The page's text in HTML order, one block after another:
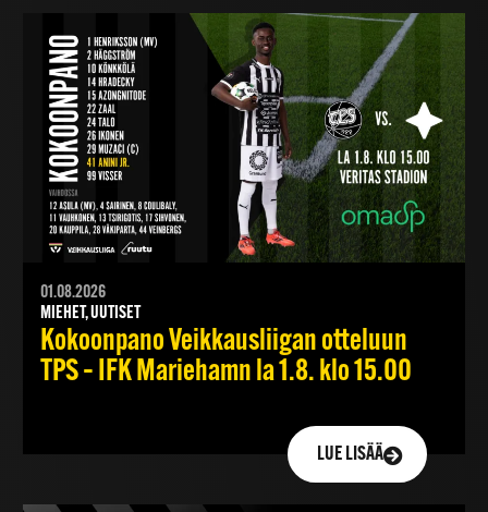
01.08.2026
MIEHET, UUTISET
Kokoonpano Veikkausliigan otteluun
TPS – IFK Mariehamn la 1.8. klo 15.00
LUE LISÄÄ